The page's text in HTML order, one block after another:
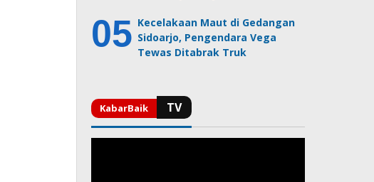
Kecelakaan Maut di Gedangan
Sidoarjo, Pengendara Vega
Tewas Ditabrak Truk